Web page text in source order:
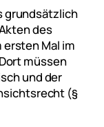
grundsätzlich
des
Mal im
müssen
und der
(§